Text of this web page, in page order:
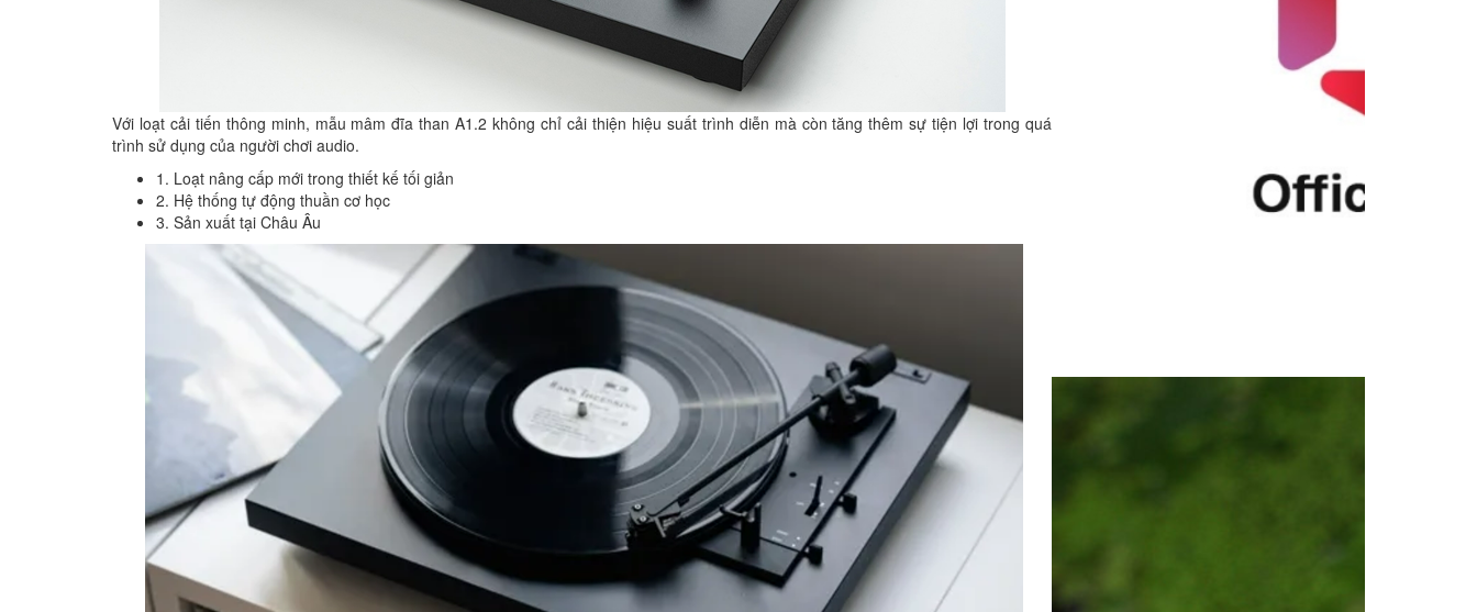
Với loạt cải tiến thông minh, mẫu mâm đĩa than A1.2 không chỉ cải thiện hiệu suất trình diễn mà còn tăng thêm sự tiện lợi trong quá
trình sử dụng của người chơi audio.
1. Loạt nâng cấp mới trong thiết kế tối giản
2. Hệ thống tự động thuần cơ học
3. Sản xuất tại Châu Âu